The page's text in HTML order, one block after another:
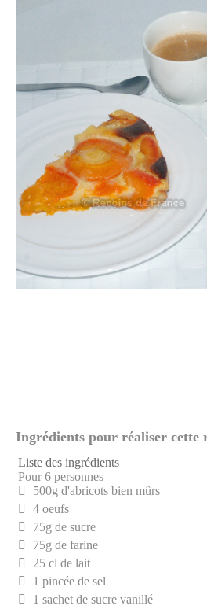
Ingrédients pour réaliser cette
Liste des ingrédients
Pour 6 personnes
500g d'abricots bien mûrs
4 oeufs
75g de sucre
75g de farine
25 cl de lait
1 pincée de sel
1 sachet de sucre vanillé